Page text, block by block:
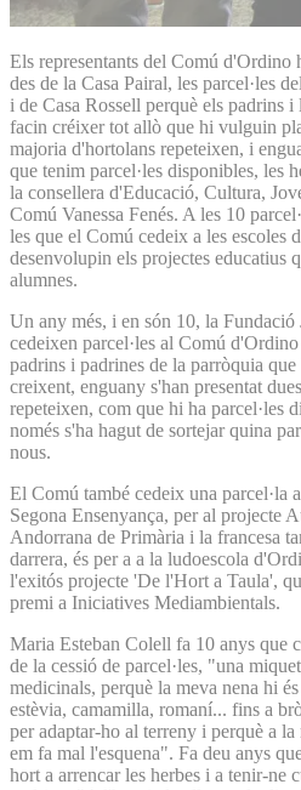
Els representants del Comú d'Ordino
des de la Casa Pairal, les parcel·les
i de Casa Rossell perquè els padrins
facin créixer tot allò que hi vulguin
majoria d'hortolans repeteixen, i
que tenim parcel·les disponibles, les
la consellera d'Educació, Cultura,
Comú Vanessa Fenés. A les 10
les que el Comú cedeix a les escoles
desenvolupin els projectes educatius
alumnes.
Un any més, i en són 10, la
cedeixen parcel·les al Comú
padrins i padrines de la parròquia
creixent, enguany s'han presentat
repeteixen, com que hi ha parcel·les
només s'ha hagut de sortejar quina
nous.
El Comú també cedeix una parcel·la
Segona Ensenyança, per al projecte
Andorrana de Primària i la francesa
darrera, és per a a la ludoescola
l'exitós projecte 'De l'Hort a Taula',
premi a Iniciatives Mediambientals.
Maria Esteban Colell fa 10 anys que
de la cessió de parcel·les, "una
medicinals, perquè la meva nena hi
estèvia, camamilla, romaní... fins a
per adaptar-ho al terreny i perquè a
em fa mal l'esquena". Fa deu anys
hort a arrencar les herbes i a tenir-ne